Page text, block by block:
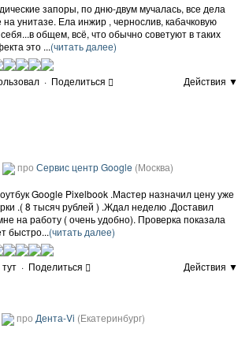
запоры, по дню-двум мучалась, все дела
на унитазе. Ела инжир , чернослив, кабачковую
общем, всё, что обычно советуют в таких
это ...(читать далее)
· Поделиться Действия ▼
про Сервис центр Google (Москва)
Google Pixelbook .Мастер назначил цену уже
.( 8 тысяч рублей ) .Ждал неделю .Доставил
на работу ( очень удобно). Проверка показала
быстро...(читать далее)
· Поделиться Действия ▼
про Дента-Vi (Екатеринбург)